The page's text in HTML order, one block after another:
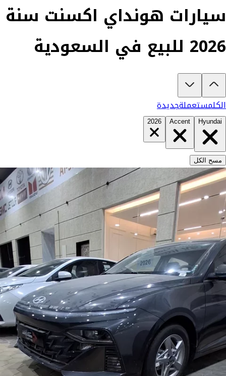
سيارات هونداي اكسنت سنة
2026 للبيع في السعودية
تبغى تشتري هونداي اكسنت 2026؟
الكلمستعملةجديدة
Hyundai
Accent
2026
مسح الكل